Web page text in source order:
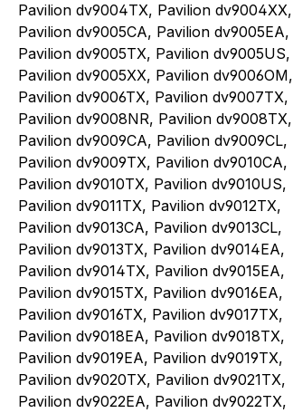
Pavilion dv9004TX, Pavilion dv9004XX,
Pavilion dv9005CA, Pavilion dv9005EA,
Pavilion dv9005TX, Pavilion dv9005US,
Pavilion dv9005XX, Pavilion dv9006OM,
Pavilion dv9006TX, Pavilion dv9007TX,
Pavilion dv9008NR, Pavilion dv9008TX,
Pavilion dv9009CA, Pavilion dv9009CL,
Pavilion dv9009TX, Pavilion dv9010CA,
Pavilion dv9010TX, Pavilion dv9010US,
Pavilion dv9011TX, Pavilion dv9012TX,
Pavilion dv9013CA, Pavilion dv9013CL,
Pavilion dv9013TX, Pavilion dv9014EA,
Pavilion dv9014TX, Pavilion dv9015EA,
Pavilion dv9015TX, Pavilion dv9016EA,
Pavilion dv9016TX, Pavilion dv9017TX,
Pavilion dv9018EA, Pavilion dv9018TX,
Pavilion dv9019EA, Pavilion dv9019TX,
Pavilion dv9020TX, Pavilion dv9021TX,
Pavilion dv9022EA, Pavilion dv9022TX,